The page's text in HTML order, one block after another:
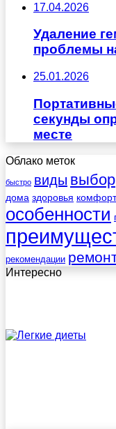
17.04.2026
Удаление
проблемы
25.01.2026
секунды
месте
Облако меток
быстро виды выбор
дома здоровья комфорт
особенности
рекомендации
Интересно